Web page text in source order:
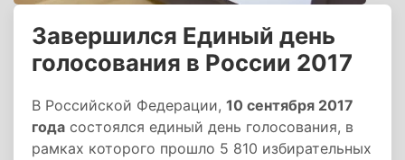
Завершился Единый день
голосования в России 2017
В Российской Федерации, 10 сентября 2017
года состоялся единый день голосования, в
рамках которого прошло 5 810 избирательных